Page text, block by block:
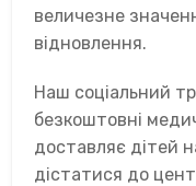
величезне
відновлення.
Наш соціальний
безкоштовні
доставляє дітей
дістатися до